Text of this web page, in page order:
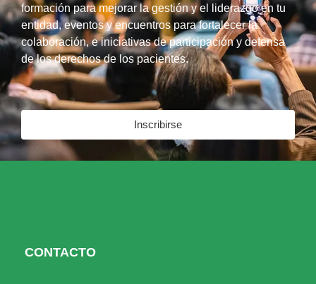
formación para mejorar la gestión y el liderazgo en tu
entidad, eventos y encuentros para fortalecer la
colaboración, e iniciativas de participación y defensa
de los derechos de los pacientes.
Inscribirse
CONTACTO